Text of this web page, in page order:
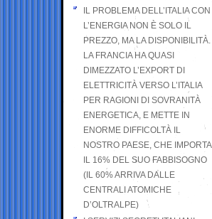
IL PROBLEMA DELL’ITALIA CON
L’ENERGIA NON È SOLO IL
PREZZO, MA LA DISPONIBILITÀ.
LA FRANCIA HA QUASI
DIMEZZATO L’EXPORT DI
ELETTRICITÀ VERSO L’ITALIA
PER RAGIONI DI SOVRANITÀ
ENERGETICA, E METTE IN
ENORME DIFFICOLTÀ IL
NOSTRO PAESE, CHE IMPORTA
IL 16% DEL SUO FABBISOGNO
(IL 60% ARRIVA DALLE
CENTRALI ATOMICHE
D’OLTRALPE)